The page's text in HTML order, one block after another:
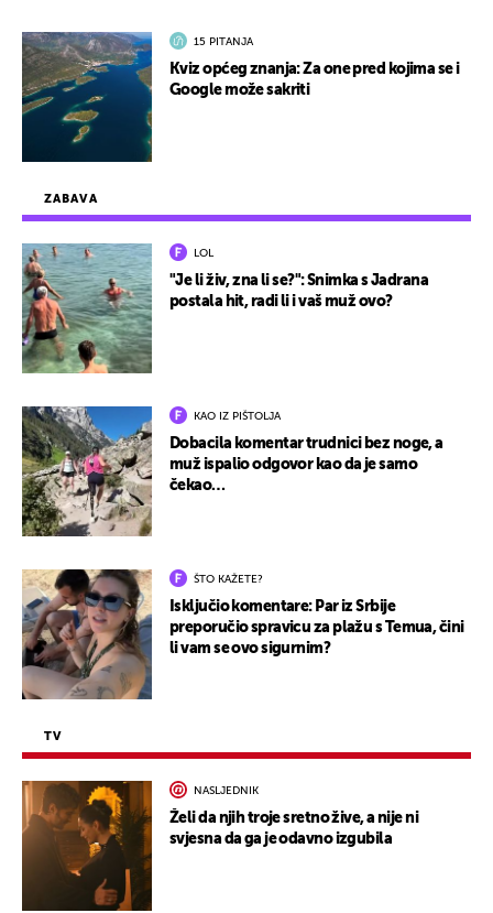
ZABAVA
LOL
"Je li živ, zna li se?": Snimka s Jadrana
postala hit, radi li i vaš muž ovo?
KAO IZ PIŠTOLJA
Dobacila komentar trudnici bez noge, a
muž ispalio odgovor kao da je samo
čekao…
ŠTO KAŽETE?
Isključio komentare: Par iz Srbije
preporučio spravicu za plažu s Temua, čini
li vam se ovo sigurnim?
TV
NASLJEDNIK
Želi da njih troje sretno žive, a nije ni
svjesna da ga je odavno izgubila
15 PITANJA
Kviz općeg znanja: Za one pred kojima se i
Google može sakriti